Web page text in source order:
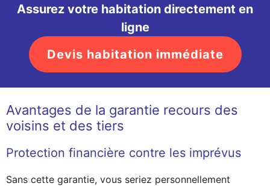
Assurez votre habitation directement en
ligne
Devis habitation immédiate
Avantages de la garantie recours des
voisins et des tiers
Protection financière contre les imprévus
Sans cette garantie, vous seriez personnellement